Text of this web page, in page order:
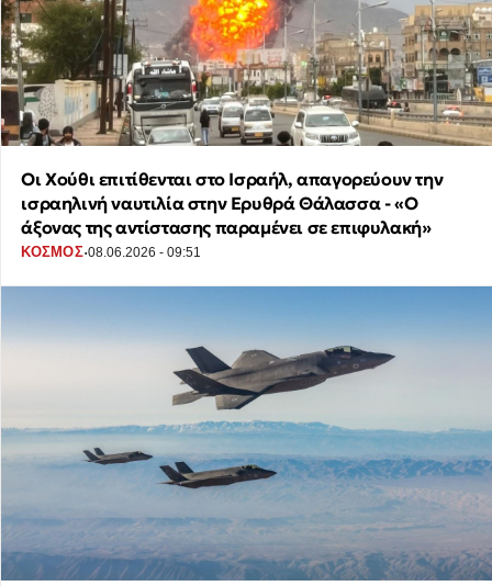
Οι Χούθι επιτίθενται στο Ισραήλ, απαγορεύουν την
ισραηλινή ναυτιλία στην Ερυθρά Θάλασσα - «Ο
άξονας της αντίστασης παραμένει σε επιφυλακή»
ΚΟΣΜΟΣ·08.06.2026 - 09:51